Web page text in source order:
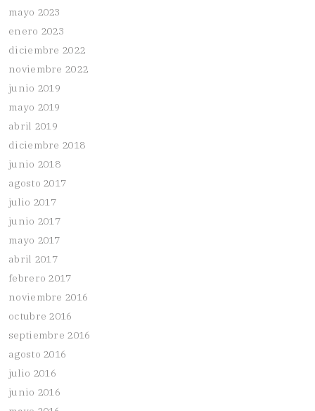
mayo 2023
enero 2023
diciembre 2022
noviembre 2022
junio 2019
mayo 2019
abril 2019
diciembre 2018
junio 2018
agosto 2017
julio 2017
junio 2017
mayo 2017
abril 2017
febrero 2017
noviembre 2016
octubre 2016
septiembre 2016
agosto 2016
julio 2016
junio 2016